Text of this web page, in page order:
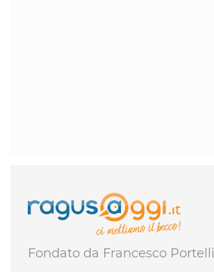
Fondato da Francesco Portelli